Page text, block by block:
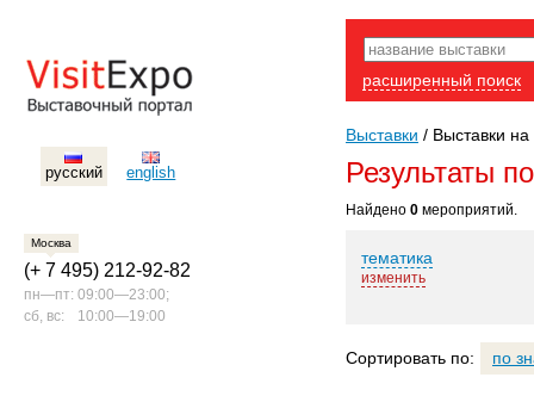
русский english
Москва
(+ 7 495) 212-92-82
пн—пт: 09:00—23:00;
сб, вс:
10:00—19:00
расширенный поиск
Выставки / Выставки на
Результаты
Найдено 0 мероприятий.
тематика
изменить
Сортировать по: по